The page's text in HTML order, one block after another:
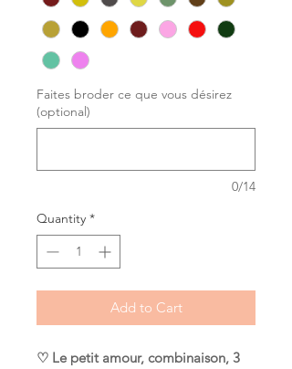
Faites broder ce que vous désirez
(optional)
0/14
Quantity *
Add to Cart
♡ Le petit amour, combinaison, 3